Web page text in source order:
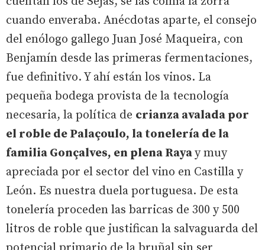
cuando enveraba. Anécdotas aparte, el consejo
del enólogo gallego Juan José Maqueira, con
Benjamín desde las primeras fermentaciones,
fue definitivo. Y ahí están los vinos. La
pequeña bodega provista de la tecnología
necesaria, la política de crianza avalada por
el roble de Palaçoulo, la tonelería de la
familia Gonçalves, en plena Rayay muy
apreciada por el sector del vino en Castilla y
León. Es nuestra duela portuguesa. De esta
tonelería proceden las barricas de 300 y 500
litros de roble que justifican la salvaguarda del